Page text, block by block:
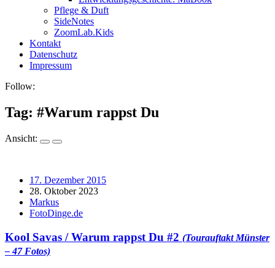
Pflege & Duft
SideNotes
ZoomLab.Kids
Kontakt
Datenschutz
Impressum
Follow:
Tag: #Warum rappst Du
Ansicht:
17. Dezember 2015
28. Oktober 2023
Markus
FotoDinge.de
Kool Savas /Warum rappst Du #2 (Tourauftakt Münster
– 47 Fotos)